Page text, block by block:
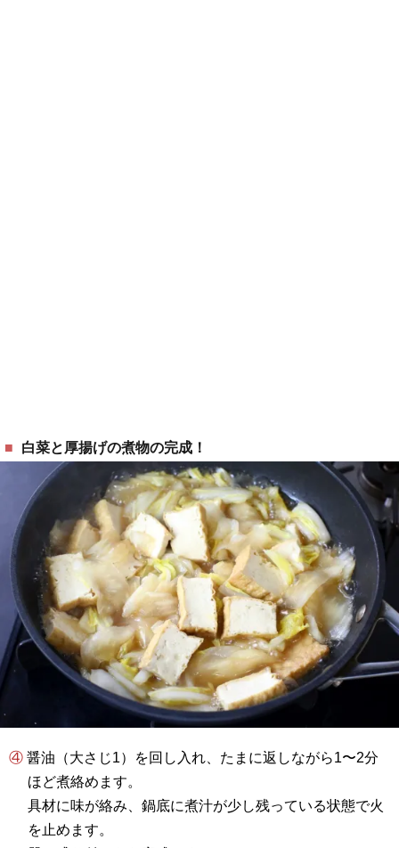
白菜と厚揚げの煮物の完成！
④ 醤油（大さじ1）を回し入れ、たまに返しながら1〜2分
ほど煮絡めます。
具材に味が絡み、鍋底に煮汁が少し残っている状態で火
を止めます。